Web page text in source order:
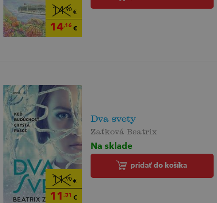
14,90€
14,16€
11,90€
11 ,31 €
Dva svety
Zaťková Beatrix
Na sklade
pridať do košíka